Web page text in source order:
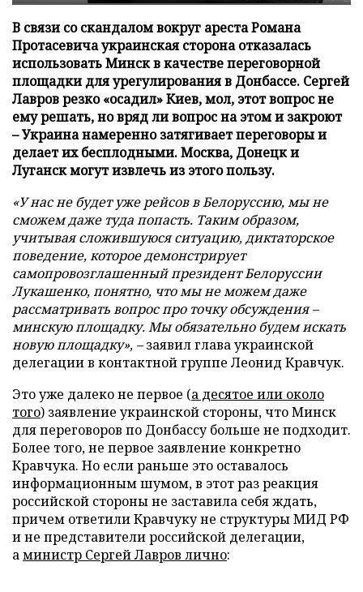
В связи со скандалом вокруг ареста Романа
Протасевича украинская сторона отказалась
использовать Минск в качестве переговорной
площадки для урегулирования в Донбассе. Сергей
Лавров резко «осадил» Киев, мол, этот вопрос не
ему решать, но вряд ли вопрос на этом и закроют
– Украина намеренно затягивает переговоры и
делает их бесплодными. Москва, Донецк и
Луганск могут извлечь из этого пользу.
«У нас не будет уже рейсов в Белоруссию, мы не
сможем даже туда попасть. Таким образом,
учитывая сложившуюся ситуацию, диктаторское
поведение, которое демонстрирует
самопровозглашенный президент Белоруссии
Лукашенко, понятно, что мы не можем даже
рассматривать вопрос про точку обсуждения –
минскую площадку. Мы обязательно будем искать
новую площадку», –заявил глава украинской
делегации в контактной группе Леонид Кравчук.
Это уже далеко не первое (а десятое или около
того) заявление украинской стороны, что Минск
для переговоров по Донбассу больше не подходит.
Более того, не первое заявление конкретно
Кравчука. Но если раньше это оставалось
информационным шумом, в этот раз реакция
российской стороны не заставила себя ждать,
причем ответили Кравчуку не структуры МИД РФ
и не представители российской делегации,
аминистр Сергей Лавров лично: